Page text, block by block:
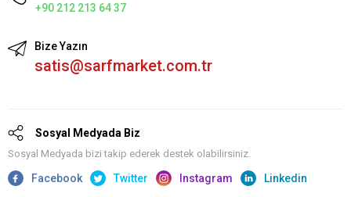
+90 212 213 64 37
Bize Yazın
satis@sarfmarket.com.tr
Sosyal Medyada Biz
Sosyal Medyada bizi takip ederek destek olabilirsiniz.
Facebook Twitter Instagram Linkedin